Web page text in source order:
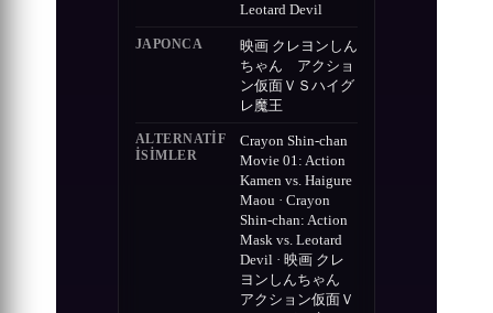
Leotard Devil
JAPONCA
映画 クレヨンしん
ちゃん アクショ
ン仮面ＶＳハイグ
レ魔王
ALTERNATIF
ISIMLER
Crayon Shin-chan
Movie 01: Action
Kamen vs. Haigure
Maou · Crayon
Shin-chan: Action
Mask vs. Leotard
Devil · 映画 クレ
ヨンしんちゃん
アクション仮面Ｖ